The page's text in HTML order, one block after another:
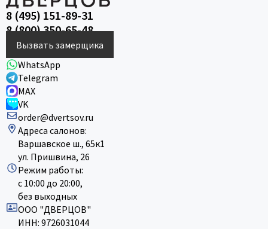
8 (495) 151-89-31
8 (800) 350-65-48
Вызвать замерщика
WhatsApp
Telegram
MAX
VK
order@dvertsov.ru
Адреса салонов:
Варшавское ш., 65к1
ул. Пришвина, 26
Режим работы:
с 10:00 до 20:00,
без выходных
ООО "ДВЕРЦОВ"
ИНН: 9726031044